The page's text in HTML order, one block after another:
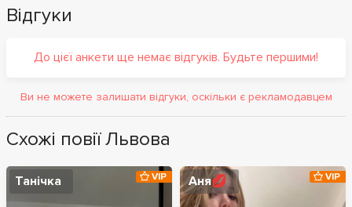
Відгуки
До цієї анкети ще немає відгуків. Будьте першими!
Ви не можете залишати відгуки, оскільки є рекламодавцем
Схожі повії Львова
Танічка VIP Аня💋 VIP